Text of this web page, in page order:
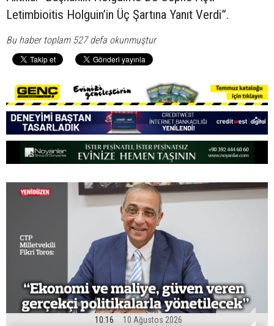
Letimbioitis Holguin’in Üç Şartına Yanıt Verdi”.
Bu haber toplam 527 defa okunmuştur
10:16 10 Ağustos 2026